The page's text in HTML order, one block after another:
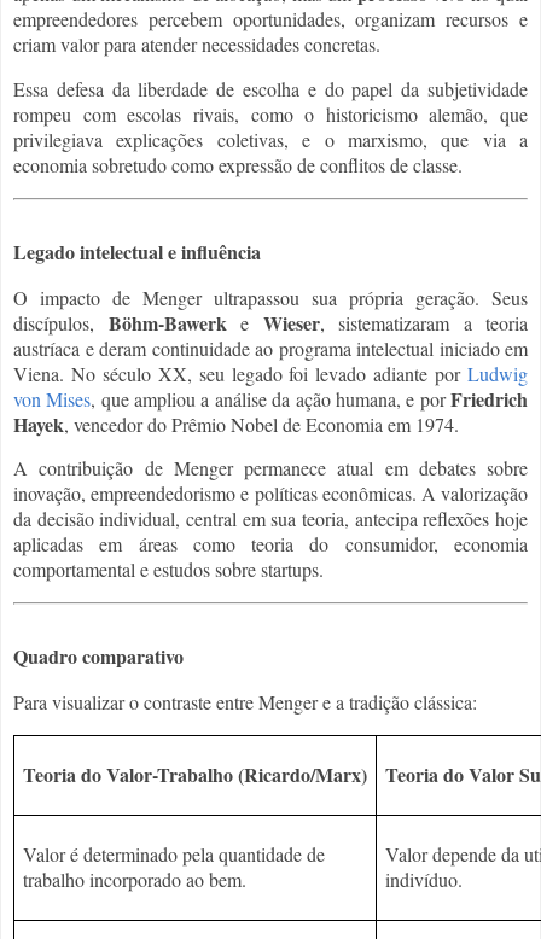
empreendedores percebem oportunidades, organizam recursos e
criam valor para atender necessidades concretas.
Essa defesa da liberdade de escolha e do papel da subjetividade
rompeu com escolas rivais, como o historicismo alemão, que
privilegiava explicações coletivas, e o marxismo, que via a
economia sobretudo como expressão de conflitos de classe.
Legado intelectual e influência
O impacto de Menger ultrapassou sua própria geração. Seus
discípulos, Böhm-Bawerk e Wieser, sistematizaram a teoria
austríaca e deram continuidade ao programa intelectual iniciado em
Viena. No século XX, seu legado foi levado adiante por Ludwig
von Mises, que ampliou a análise da ação humana, e porFriedrich
Hayek, vencedor do Prêmio Nobel de Economia em 1974.
A contribuição de Menger permanece atual em debates sobre
inovação, empreendedorismo e políticas econômicas. A valorização
da decisão individual, central em sua teoria, antecipa reflexões hoje
aplicadas em áreas como teoria do consumidor, economia
comportamental e estudos sobre startups.
Quadro comparativo
Para visualizar o contraste entre Menger e a tradição clássica:
Teoria do Valor-Trabalho (Ricardo/Marx) Teoria do Valor
Valor é determinado pela quantidade de
trabalho incorporado ao bem.
Valor depende da
indivíduo.